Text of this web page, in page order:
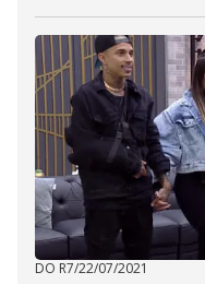
DO R7/22/07/2021